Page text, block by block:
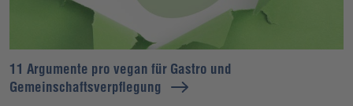
11 Argumente pro vegan für Gastro und
Gemeinschaftsverpflegung